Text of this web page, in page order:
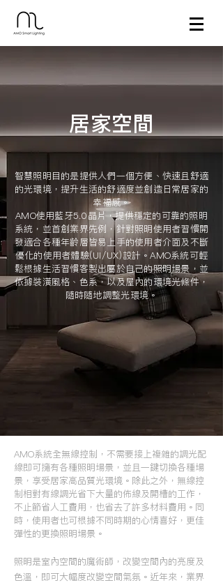
​居家空間
智慧照明目的是提供人們一個方便、快速且舒適
的光環境，提升生活的舒適度並創造日常居家的
幸福感。
AMO使用藍牙5.0晶片，提供穩定的可靠的照明
系統，並首創業界先例，針對照明使用者習慣開
發適合各種年齡層皆易上手的使用者介面及不斷
優化的使用者體驗(UI/UX)設計。AMO系統可輕
鬆根據生活習慣客製出屬於自己的照明場景，並
依據裝潢風格、色系，以及屋內的環境光條件，
隨時隨地調整光環境。
AMO系統全無線控制，不需要接上複雜的調光配
線即可擁有各種照明場景，並且一鍵切換各種場
景，享受居家高品質光環境。除此之外，無線控
制相對有線調光省下大量的佈線及開槽的工作，
不止節省人工費用，也省去了許多材料費用。同
時，使用者也可根據不同時期的心情喜好，更佳
彈性的更換照明場景。
照明是室內空間的魔術師，改變空間內的亮度及
色溫，即可大幅度改變空間氣氛。近年來，業界